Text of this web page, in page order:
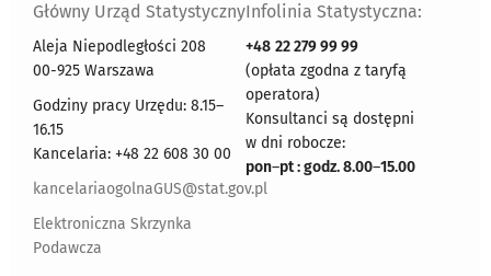
Główny Urząd Statystyczny
Aleja Niepodległości 208
00-925 Warszawa
Godziny pracy Urzędu: 8.15–
16.15
Kancelaria: +48 22 608 30 00
kancelariaogolnaGUS@stat.gov.pl
Elektroniczna Skrzynka
Podawcza
Infolinia Statystyczna:
+48 22 279 99 99
(opłata zgodna z taryfą
operatora)
Konsultanci są dostępni
w dni robocze:
pon–pt : godz. 8.00–15.00